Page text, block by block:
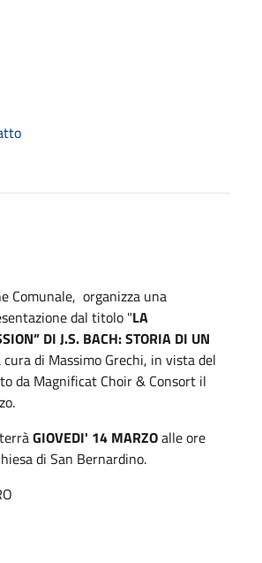
Comunale, organizza una
dal titolo "LA
DI J.S. BACH: STORIA DI UN
cura di Massimo Grechi, in vista del
da Magnificat Choir & Consort il
GIOVEDI' 14 MARZOalle ore
di San Bernardino.